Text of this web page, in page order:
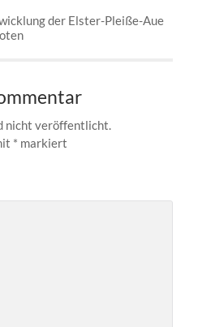
der Elster-Pleiße-Aue
nicht veröffentlicht.
* markiert